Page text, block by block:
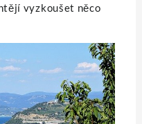
vyzkoušet něco